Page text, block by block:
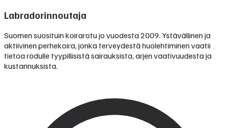
Labradorinnoutaja
Suomen suosituin koirarotu jo vuodesta 2009. Ystävällinen ja
aktiivinen perhekoira, jonka terveydestä huolehtiminen vaatii
tietoa rodulle tyypillisistä sairauksista, arjen vaativuudesta ja
kustannuksista.